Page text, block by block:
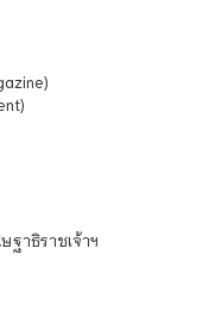
ฐาธิราชเจ้าฯ